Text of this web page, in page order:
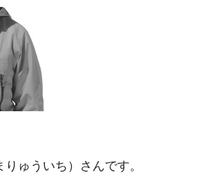
ゅういち）さんです。